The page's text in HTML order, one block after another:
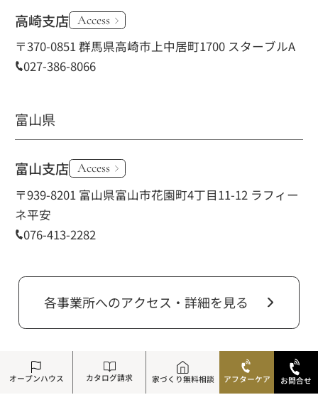
オープンハウス カタログ請求 家づくり無料相談 アフターケア お問合せ
高崎支店 Access
〒370-0851 群馬県高崎市上中居町1700 スターブルA
027-386-8066
富山県
富山支店 Access
〒939-8201 富山県富山市花園町4丁目11-12 ラフィー
ネ平安
076-413-2282
各事業所へのアクセス・詳細を見る
アフター24時間コールセンター
0800-0002-004